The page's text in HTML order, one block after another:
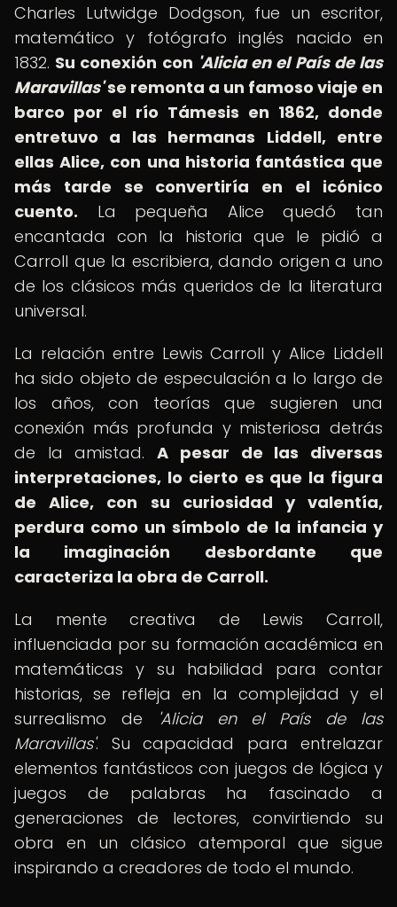
Charles Lutwidge Dodgson, fue un escritor,
matemático y fotógrafo inglés nacido en
1832. Su conexión con 'Alicia en el País de las
Maravillas'se remonta a un famoso viaje en
barco por el río Támesis en 1862, donde
entretuvo a las hermanas Liddell, entre
ellas Alice, con una historia fantástica que
más tarde se convertiría en el icónico
cuento. La pequeña Alice quedó tan
encantada con la historia que le pidió a
Carroll que la escribiera, dando origen a uno
de los clásicos más queridos de la literatura
universal.
La relación entre Lewis Carroll y Alice Liddell
ha sido objeto de especulación a lo largo de
los años, con teorías que sugieren una
conexión más profunda y misteriosa detrás
de la amistad.A pesar de las diversas
interpretaciones, lo cierto es que la figura
de Alice, con su curiosidad y valentía,
perdura como un símbolo de la infancia y
la imaginación desbordante que
caracteriza la obra de Carroll.
La mente creativa de Lewis Carroll,
influenciada por su formación académica en
matemáticas y su habilidad para contar
historias, se refleja en la complejidad y el
surrealismo de
'Alicia en el País de las
Maravillas'. Su capacidad para entrelazar
elementos fantásticos con juegos de lógica y
juegos de palabras ha fascinado a
generaciones de lectores, convirtiendo su
obra en un clásico atemporal que sigue
inspirando a creadores de todo el mundo.